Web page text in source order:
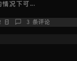
情况下可...
日 3 条评论